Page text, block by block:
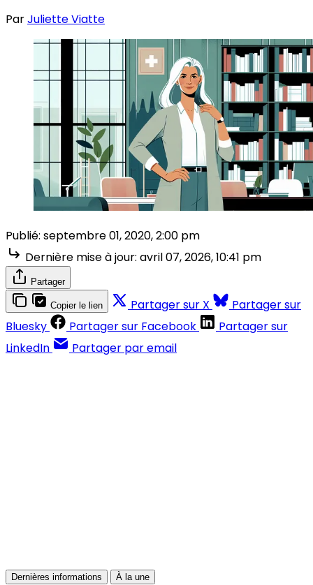
ParJuliette Viatte
Publié: septembre 01, 2020, 2:00 pm
Dernière mise à jour: avril 07, 2026, 10:41 pm
Partager
Copier le lien Partager sur X
Partager sur
Bluesky
Partager sur Facebook
Partager sur
LinkedIn
Partager par email
Dernières informations À la une